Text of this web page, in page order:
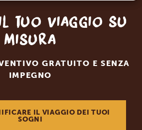
tuo viaggio su
misura
GRATUITO E SENZA
IMPEGNO
IL VIAGGIO DEI TUOI
SOGNI